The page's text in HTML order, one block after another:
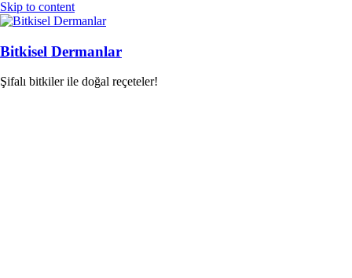
Skip to content
Bitkisel Dermanlar
Şifalı bitkiler ile doğal reçeteler!